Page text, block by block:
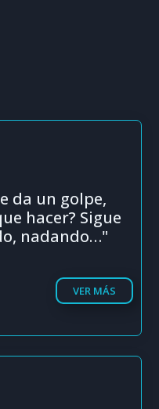
da un golpe,
hacer? Sigue
nadando…"
VER MÁS